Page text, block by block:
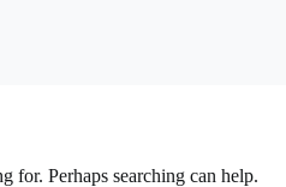
for. Perhaps searching can help.